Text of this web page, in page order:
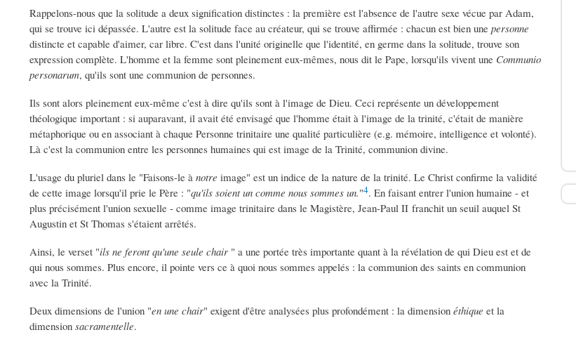
Rappelons-nous que la solitude a deux signification distinctes : la première est l'absence de l'autre sexe vécue par Adam,
qui se trouve ici dépassée. L'autre est la solitude face au créateur, qui se trouve affirmée : chacun est bien une personne
distincte et capable d'aimer, car libre. C'est dans l'unité originelle que l'identité, en germe dans la solitude, trouve son
expression complète. L'homme et la femme sont pleinement eux-mêmes, nous dit le Pape, lorsqu'ils vivent une Communio
personarum, qu'ils sont une communion de personnes.
Ils sont alors pleinement eux-même c'est à dire qu'ils sont à l'image de Dieu. Ceci représente un développement
théologique important : si auparavant, il avait été envisagé que l'homme était à l'image de la trinité, c'était de manière
métaphorique ou en associant à chaque Personne trinitaire une qualité particulière (e.g. mémoire, intelligence et volonté).
Là c'est la communion entre les personnes humaines qui est image de la Trinité, communion divine.
L'usage du pluriel dans le "Faisons-le à notre image" est un indice de la nature de la trinité. Le Christ confirme la validité
de cette image lorsqu'il prie le Père : "qu'ils soient un comme nous sommes un."4. En faisant entrer l'union humaine - et
plus précisément l'union sexuelle - comme image trinitaire dans le Magistère, Jean-Paul II franchit un seuil auquel St
Augustin et St Thomas s'étaient arrêtés.
Ainsi, le verset "ils ne feront qu'une seule chair " a une portée très importante quant à la révélation de qui Dieu est et de
qui nous sommes. Plus encore, il pointe vers ce à quoi nous sommes appelés : la communion des saints en communion
avec la Trinité.
Deux dimensions de l'union "en une chair" exigent d'être analysées plus profondément : la dimension éthique et la
dimension sacramentelle.